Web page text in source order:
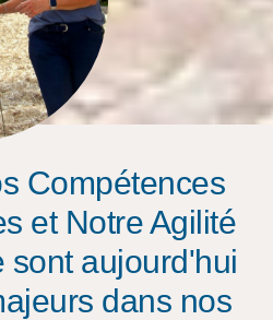
Compétences
et Notre Agilité
sont aujourd'hui
dans nos